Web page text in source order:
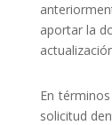
aportar la
En
solicitud